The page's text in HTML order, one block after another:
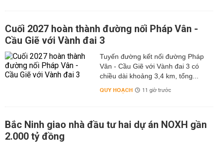
Cuối 2027 hoàn thành đường nối Pháp Vân -
Cầu Giẽ với Vành đai 3
Tuyến đường kết nối đường Pháp
Vân - Cầu Giẽ với Vành đai 3 có
chiều dài khoảng 3,4 km, tổng...
QUY HOẠCH 11 giờ trước
Bắc Ninh giao nhà đầu tư hai dự án NOXH gần
2.000 tỷ đồng